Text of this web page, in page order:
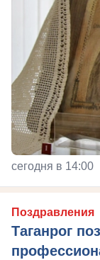
сегодня в 14:00
Поздравления
Таганрог